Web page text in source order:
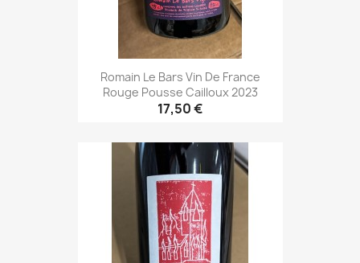
Romain Le Bars Vin De France
Rouge Pousse Cailloux 2023
17,50 €